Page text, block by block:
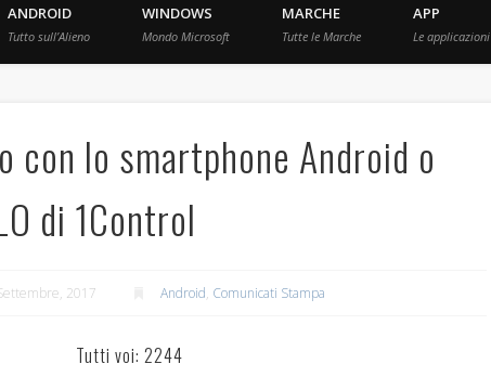
ANDROID
Tutto sull’Alieno
WINDOWS
Mondo Microsoft
MARCHE
Tutte le Marche
APP
Le applicazioni
con lo smartphone Android o
di 1Control
2017 Android, Comunicati Stampa
Tutti voi: 2244